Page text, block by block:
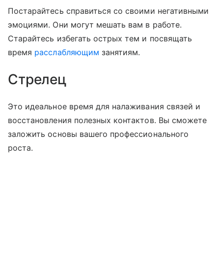
Постарайтесь справиться со своими негативными
эмоциями. Они могут мешать вам в работе.
Старайтесь избегать острых тем и посвящать
время расслабляющим занятиям.
Стрелец
Это идеальное время для налаживания связей и
восстановления полезных контактов. Вы сможете
заложить основы вашего профессионального
роста.